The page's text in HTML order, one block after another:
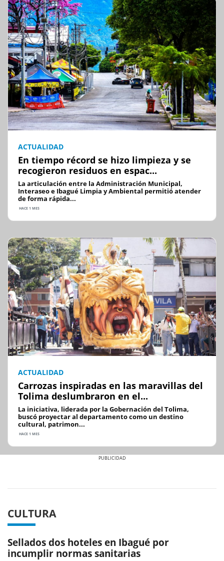
ACTUALIDAD
En tiempo récord se hizo limpieza y se
recogieron residuos en espac...
La articulación entre la Administración Municipal,
Interaseo e Ibagué Limpia y Ambiental permitió atender
de forma rápida...
HACE 1 MES
ACTUALIDAD
Carrozas inspiradas en las maravillas del
Tolima deslumbraron en el...
La iniciativa, liderada por la Gobernación del Tolima,
buscó proyectar al departamento como un destino
cultural, patrimon...
HACE 1 MES
CULTURA
Sellados dos hoteles en Ibagué por
incumplir normas sanitarias